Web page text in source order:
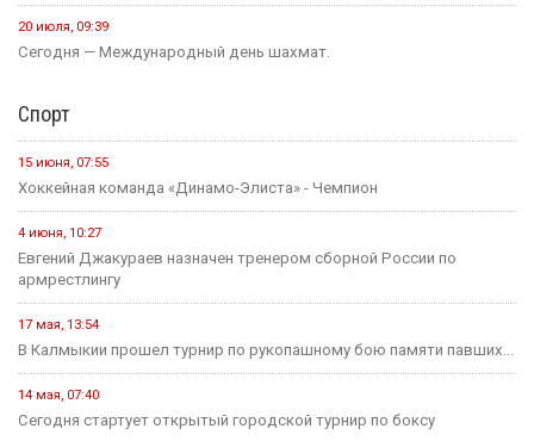
20 июля, 09:39
Сегодня — Международный день шахмат.
Спорт
15 июня, 07:55
Хоккейная команда «Динамо-Элиста» - Чемпион
4 июня, 10:27
Евгений Джакураев назначен тренером сборной России по
армрестлингу
17 мая, 13:54
В Калмыкии прошел турнир по рукопашному бою памяти павших...
14 мая, 07:40
Сегодня стартует открытый городской турнир по боксу